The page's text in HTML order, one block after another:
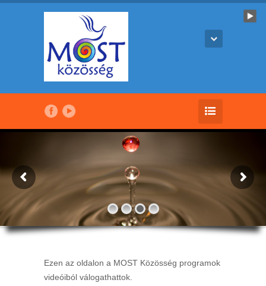
Ezen az oldalon a MOST Közösség programok
videóiból válogathattok.